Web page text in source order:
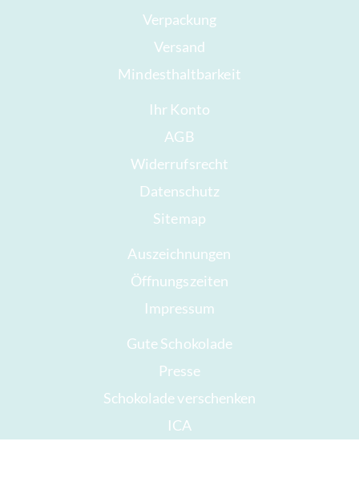
Verpackung
Versand
Mindesthaltbarkeit
Ihr Konto
AGB
Widerrufsrecht
Datenschutz
Sitemap
Auszeichnungen
Öffnungszeiten
Impressum
Gute Schokolade
Presse
Schokolade verschenken
ICA